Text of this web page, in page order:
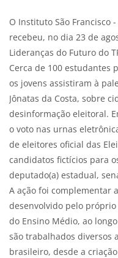
O Instituto São Francisco
recebeu, no dia 23 de
Lideranças do Futuro do
Cerca de 100 estudantes
os jovens assistiram à
Jônatas da Costa, sobre
desinformação eleitoral.
o voto nas urnas
de eleitores oficial das
candidatos fictícios para
deputado(a) estadual,
A ação foi complementar
desenvolvido pelo
do Ensino Médio, ao
são trabalhados diversos
brasileiro, desde a